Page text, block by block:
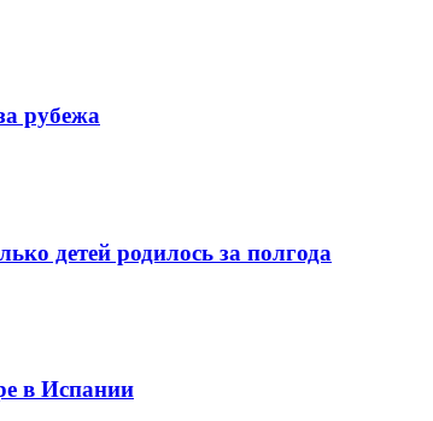
рубежа
детей родилось за полгода
в Испании